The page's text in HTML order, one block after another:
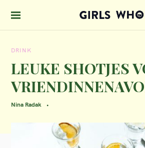
DRINK
LEUKE SHOTJES
Nina Radak